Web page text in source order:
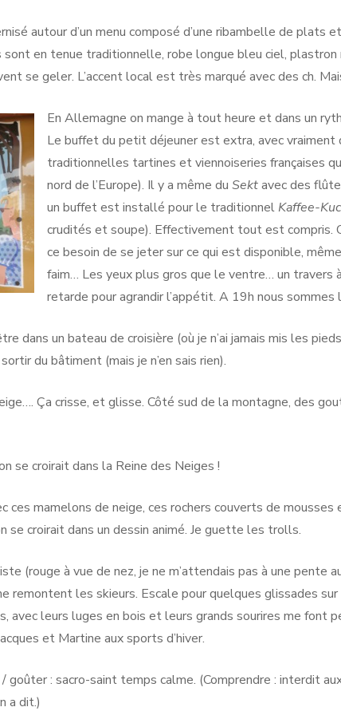
autour d’un menu composé d’une ribambelle de plats
en tenue traditionnelle, robe longue bleu ciel, plastron
se geler. L’accent local est très marqué avec des ch.
En Allemagne on mange à tout heure et dans un
Le buffet du petit déjeuner est extra, avec vraiment
traditionnelles tartines et viennoiseries françaises
nord de l’Europe). Il y a même du Sektavec des
un buffet est installé pour le traditionnel Kaffee-
crudités et soupe). Effectivement tout est compris.
ce besoin de se jeter sur ce qui est disponible,
faim… Les yeux plus gros que le ventre… un travers
retarde pour agrandir l’appétit. A 19h nous sommes
dans un bateau de croisière (où je n’ai jamais mis les
du bâtiment (mais je n’en sais rien).
Ça crisse, et glisse. Côté sud de la montagne, des
se croirait dans la Reine des Neiges !
ces mamelons de neige, ces rochers couverts de
se croirait dans un dessin animé. Je guette les trolls.
(rouge à vue de nez, je ne m’attendais pas à une pente
remontent les skieurs. Escale pour quelques glissades
avec leurs luges en bois et leurs grands sourires me font
et Martine aux sports d’hiver.
goûter : sacro-saint temps calme. (Comprendre : interdit
a dit.)